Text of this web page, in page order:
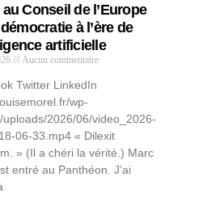
Conseil de l’Europe
à l’ère de
artificielle
Aucun commentaire
Twitter LinkedIn
wp-
uploads/2026/06/video_2026-
06-33.mp4 « Dilexit
» (Il a chéri la vérité.) Marc
entré au Panthéon. J’ai